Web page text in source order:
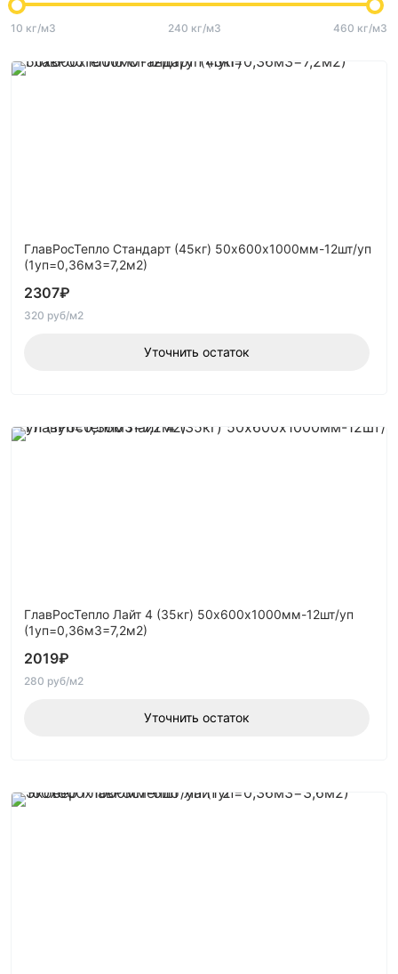
10 кг/м3 240 кг/м3 460 кг/м3
ГлавРосТепло Стандарт (45кг) 50х600х1000мм-12шт/уп
(1уп=0,36м3=7,2м2)
2307₽
320 руб/м2
Уточнить остаток
ГлавРосТепло Лайт 4 (35кг) 50х600х1000мм-12шт/уп
(1уп=0,36м3=7,2м2)
2019₽
280 руб/м2
Уточнить остаток